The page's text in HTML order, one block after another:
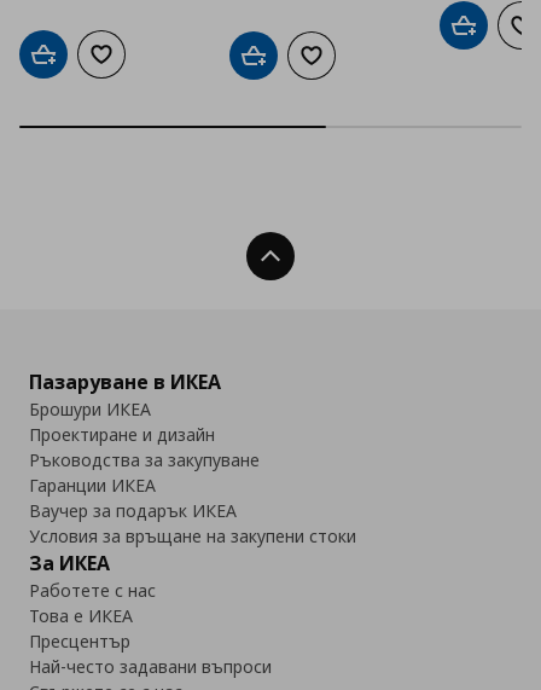
Добави в кошницата
Добави към списъка с любими
Добави в кошницата
Добави към списъка с
Добави
Нагоре
Пазаруване в ИКЕА
Брошури ИКЕА
Проектиране и дизайн
Ръководства за закупуване
Гаранции ИКЕА
Ваучер за подарък ИКЕА
Условия за връщане на закупени стоки
За ИКЕА
Работете с нас
Това е ИКЕА
Пресцентър
Най-често задавани въпроси